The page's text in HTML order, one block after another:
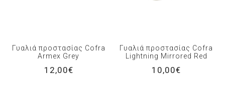
Γυαλιά προστασίας Cofra
Armex Grey
12,00€
Γυαλιά προστασίας Cofra
Lightning Mirrored Red
10,00€